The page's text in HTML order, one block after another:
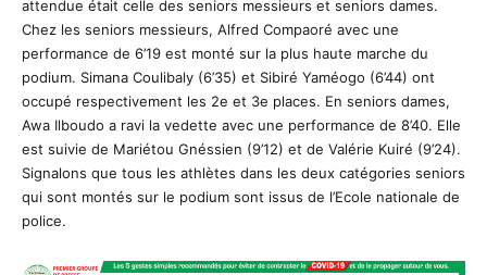
attendue était celle des seniors messieurs et seniors dames.
Chez les seniors messieurs, Alfred Compaoré avec une
performance de 6’19 est monté sur la plus haute marche du
podium. Simana Coulibaly (6’35) et Sibiré Yaméogo (6’44) ont
occupé respectivement les 2e et 3e places. En seniors dames,
Awa Ilboudo a ravi la vedette avec une performance de 8’40. Elle
est suivie de Mariétou Gnéssien (9’12) et de Valérie Kuiré (9’24).
Signalons que tous les athlètes dans les deux catégories seniors
qui sont montés sur le podium sont issus de l’Ecole nationale de
police.